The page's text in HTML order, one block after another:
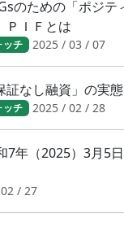
のための「ポジテ
ＰＩＦとは
ッチ 2025 / 03 / 07
証なし融資」の実態
ッチ 2025 / 02 / 28
年（2025）3月5
/ 27